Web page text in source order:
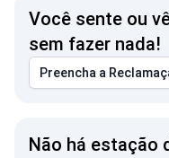
Você sente ou
sem fazer nada!
Preencha a
Não há estação